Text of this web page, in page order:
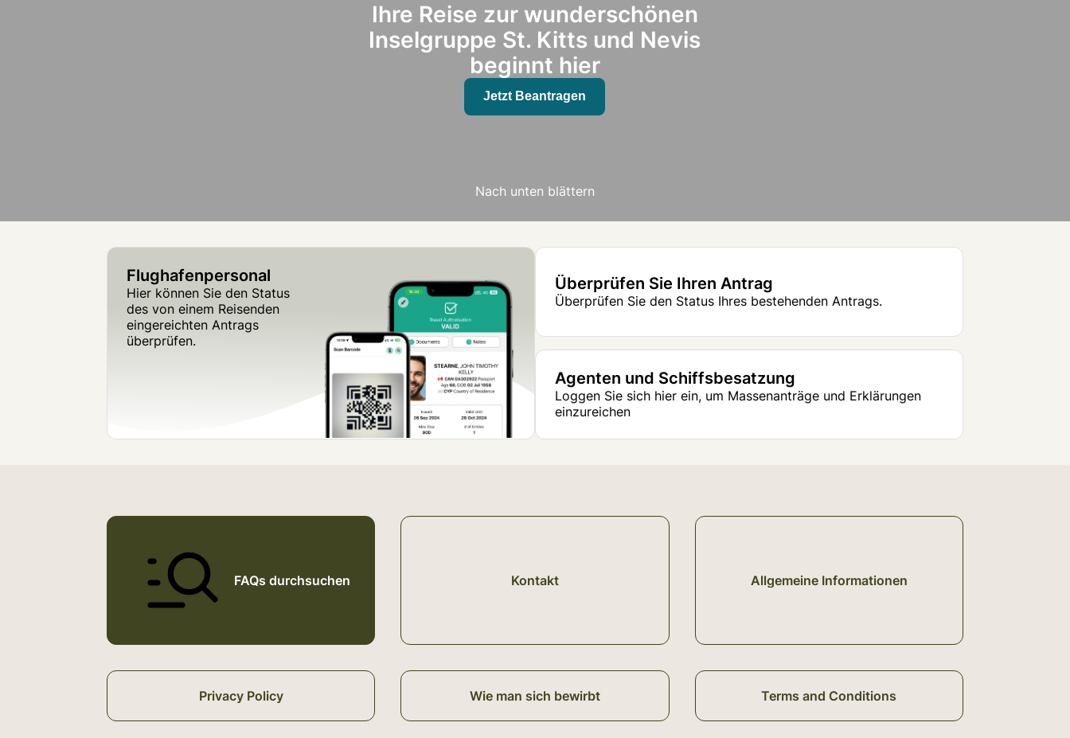
Ihre Reise zur wunderschönen
Inselgruppe St. Kitts und Nevis
beginnt hier
Jetzt Beantragen
Nach unten blättern
Flughafenpersonal
Hier können Sie den Status
des von einem Reisenden
eingereichten Antrags
überprüfen.
Überprüfen Sie Ihren Antrag
Überprüfen Sie den Status Ihres bestehenden Antrags.
Agenten und Schiffsbesatzung
Loggen Sie sich hier ein, um Massenanträge und Erklärungen
einzureichen
FAQs durchsuchen Kontakt Allgemeine Informationen
Privacy Policy Wie man sich bewirbt Terms and Conditions